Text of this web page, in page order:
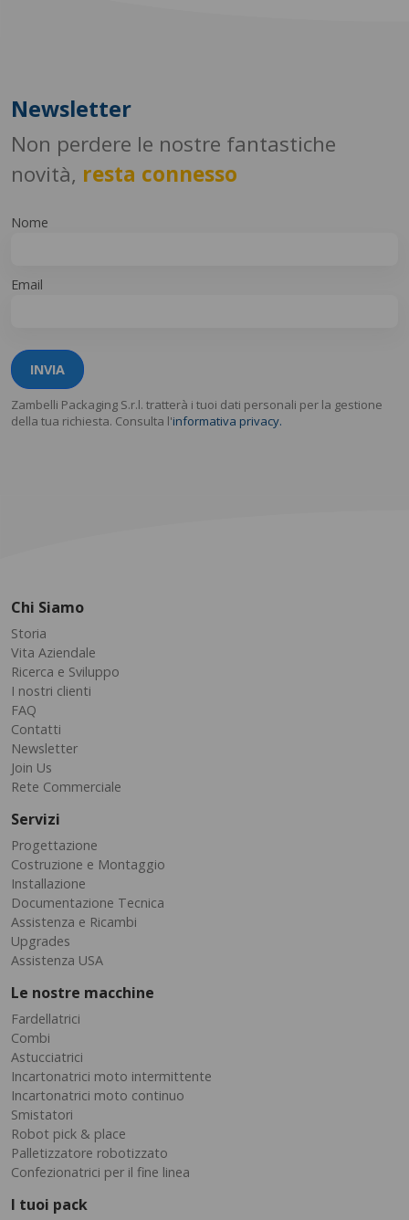
Newsletter
Non perdere le nostre fantastiche
novità, resta connesso
Nome
Email
INVIA
Zambelli Packaging S.r.l. tratterà i tuoi dati personali per la gestione
della tua richiesta. Consulta l'informativa privacy.
Chi Siamo
Storia
Vita Aziendale
Ricerca e Sviluppo
I nostri clienti
FAQ
Contatti
Newsletter
Join Us
Rete Commerciale
Servizi
Progettazione
Costruzione e Montaggio
Installazione
Documentazione Tecnica
Assistenza e Ricambi
Upgrades
Assistenza USA
Le nostre macchine
Fardellatrici
Combi
Astucciatrici
Incartonatrici moto intermittente
Incartonatrici moto continuo
Smistatori
Robot pick & place
Palletizzatore robotizzato
Confezionatrici per il fine linea
I tuoi pack